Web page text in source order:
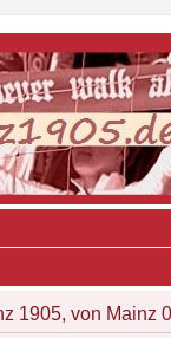
1905, von